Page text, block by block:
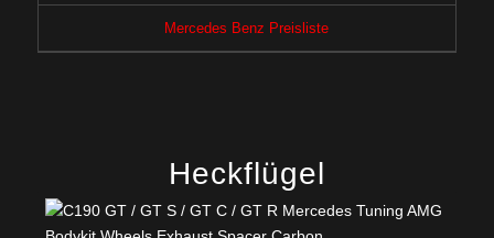
Mercedes Benz Preisliste
Heckflügel